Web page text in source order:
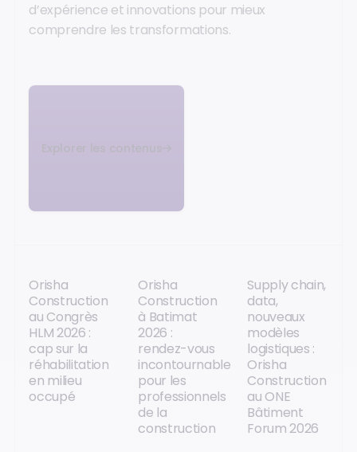
d’expérience et innovations pour mieux
comprendre les transformations.
Explorer les contenus
Orisha
Construction
au Congrès
HLM 2026 :
cap sur la
réhabilitation
en milieu
occupé
Orisha
Construction
à Batimat
2026 :
rendez-vous
incontournable
pour les
professionnels
de la
construction
Supply chain,
data,
nouveaux
modèles
logistiques :
Orisha
Construction
au ONE
Bâtiment
Forum 2026